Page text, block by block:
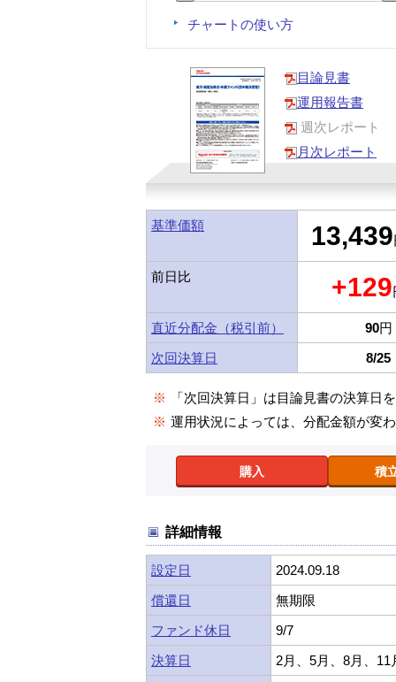
チャートの使い方
目論見書
運用報告書
週次レポート
月次レポート
基準価額 13,439
前日比 +129
直近分配金（税引前） 90円
次回決算日
8/25
※
「次回決算日」は目論見書の決算日
※ 運用状況によっては、分配金額が変
購入 積
詳細情報
設定日
2024.09.18
償還日
無期限
ファンド休日
9/7
決算日
2月、5月、8月、11